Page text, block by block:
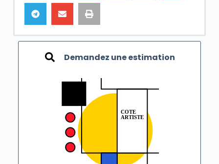
Demandez une estimation